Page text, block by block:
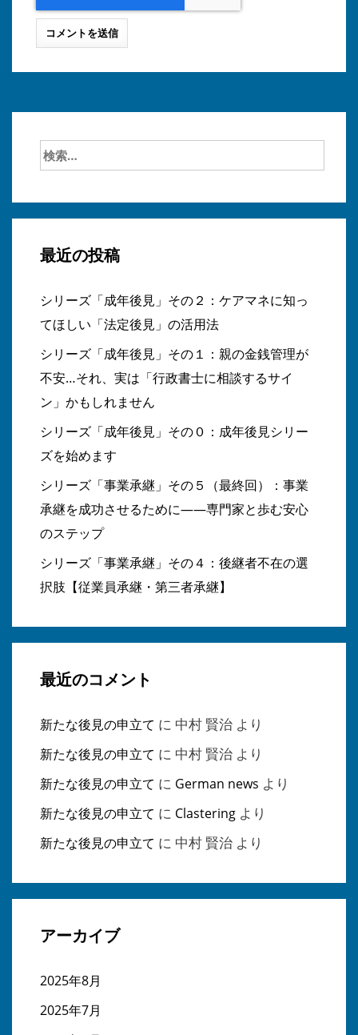
索:
最近の投稿
シリーズ「成年後見」その２：ケアマネに知っ
てほしい「法定後見」の活用法
シリーズ「成年後見」その１：親の金銭管理が
不安…それ、実は「行政書士に相談するサイ
ン」かもしれません
シリーズ「成年後見」その０：成年後見シリー
ズを始めます
シリーズ「事業承継」その５（最終回）：事業
承継を成功させるために――専門家と歩む安心
のステップ
シリーズ「事業承継」その４：後継者不在の選
択肢【従業員承継・第三者承継】
最近のコメント
新たな後見の申立て に 中村 賢治 より
新たな後見の申立て に 中村 賢治 より
新たな後見の申立て に German news より
新たな後見の申立て に Clastering より
新たな後見の申立て に 中村 賢治 より
アーカイブ
2025年8月
2025年7月